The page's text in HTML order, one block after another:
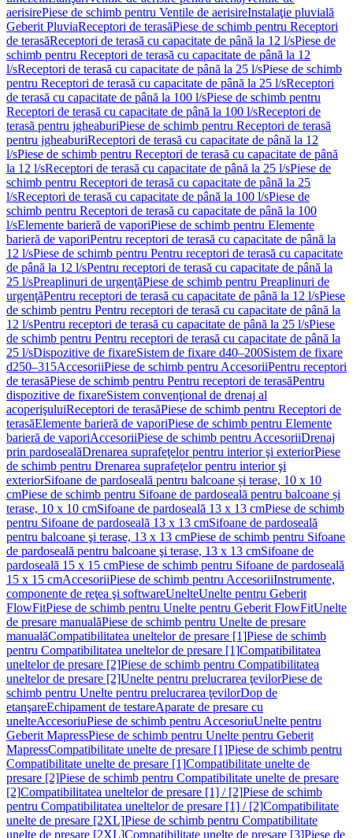
aerisirePiese de schimb pentru Ventile de aerisireInstalaţie pluvială
Geberit PluviaReceptori de terasăPiese de schimb pentru Receptori
de terasăReceptori de terasă cu capacitate de până la 12 l/sPiese de
schimb pentru Receptori de terasă cu capacitate de până la 12
l/sReceptori de terasă cu capacitate de până la 25 l/sPiese de schimb
pentru Receptori de terasă cu capacitate de până la 25 l/sReceptori
de terasă cu capacitate de până la 100 l/sPiese de schimb pentru
Receptori de terasă cu capacitate de până la 100 l/sReceptori de
terasă pentru jgheaburiPiese de schimb pentru Receptori de terasă
pentru jgheaburiReceptori de terasă cu capacitate de până la 12
l/sPiese de schimb pentru Receptori de terasă cu capacitate de până
la 12 l/sReceptori de terasă cu capacitate de până la 25 l/sPiese de
schimb pentru Receptori de terasă cu capacitate de până la 25
l/sReceptori de terasă cu capacitate de până la 100 l/sPiese de
schimb pentru Receptori de terasă cu capacitate de până la 100
l/sElemente barieră de vaporiPiese de schimb pentru Elemente
barieră de vaporiPentru receptori de terasă cu capacitate de până la
12 l/sPiese de schimb pentru Pentru receptori de terasă cu capacitate
de până la 12 l/sPentru receptori de terasă cu capacitate de până la
25 l/sPreaplinuri de urgenţăPiese de schimb pentru Preaplinuri de
urgenţăPentru receptori de terasă cu capacitate de până la 12 l/sPiese
de schimb pentru Pentru receptori de terasă cu capacitate de până la
12 l/sPentru receptori de terasă cu capacitate de până la 25 l/sPiese
de schimb pentru Pentru receptori de terasă cu capacitate de până la
25 l/sDispozitive de fixareSistem de fixare d40–200Sistem de fixare
d250–315AccesoriiPiese de schimb pentru AccesoriiPentru receptori
de terasăPiese de schimb pentru Pentru receptori de terasăPentru
dispozitive de fixareSistem convenţional de drenaj al
acoperişuluiReceptori de terasăPiese de schimb pentru Receptori de
terasăElemente barieră de vaporiPiese de schimb pentru Elemente
barieră de vaporiAccesoriiPiese de schimb pentru AccesoriiDrenaj
prin pardosealăDrenarea suprafeţelor pentru interior şi exteriorPiese
de schimb pentru Drenarea suprafeţelor pentru interior şi
exteriorSifoane de pardoseală pentru balcoane și terase, 10 x 10
cmPiese de schimb pentru Sifoane de pardoseală pentru balcoane și
terase, 10 x 10 cmSifoane de pardoseală 13 x 13 cmPiese de schimb
pentru Sifoane de pardoseală 13 x 13 cmSifoane de pardoseală
pentru balcoane şi terase, 13 x 13 cmPiese de schimb pentru Sifoane
de pardoseală pentru balcoane şi terase, 13 x 13 cmSifoane de
pardoseală 15 x 15 cmPiese de schimb pentru Sifoane de pardoseală
15 x 15 cmAccesoriiPiese de schimb pentru AccesoriiInstrumente,
componente de reţea şi softwareUnelteUnelte pentru Geberit
FlowFitPiese de schimb pentru Unelte pentru Geberit FlowFitUnelte
de presare manualăPiese de schimb pentru Unelte de presare
manualăCompatibilitatea uneltelor de presare [1]Piese de schimb
pentru Compatibilitatea uneltelor de presare [1]Compatibilitatea
uneltelor de presare [2]Piese de schimb pentru Compatibilitatea
uneltelor de presare [2]Unelte pentru prelucrarea ţevilorPiese de
schimb pentru Unelte pentru prelucrarea ţevilorDop de
etanşareEchipament de testareAparate de presare cu
unelteAccesoriuPiese de schimb pentru AccesoriuUnelte pentru
Geberit MapressPiese de schimb pentru Unelte pentru Geberit
MapressCompatibilitate unelte de presare [1]Piese de schimb pentru
Compatibilitate unelte de presare [1]Compatibilitate unelte de
presare [2]Piese de schimb pentru Compatibilitate unelte de presare
[2]Compatibilitatea uneltelor de presare [1] / [2]Piese de schimb
pentru Compatibilitatea uneltelor de presare [1] / [2]Compatibilitate
unelte de presare [2XL]Piese de schimb pentru Compatibilitate
unelte de presare [2XL]Compatibilitate unelte de presare [3]Piese de